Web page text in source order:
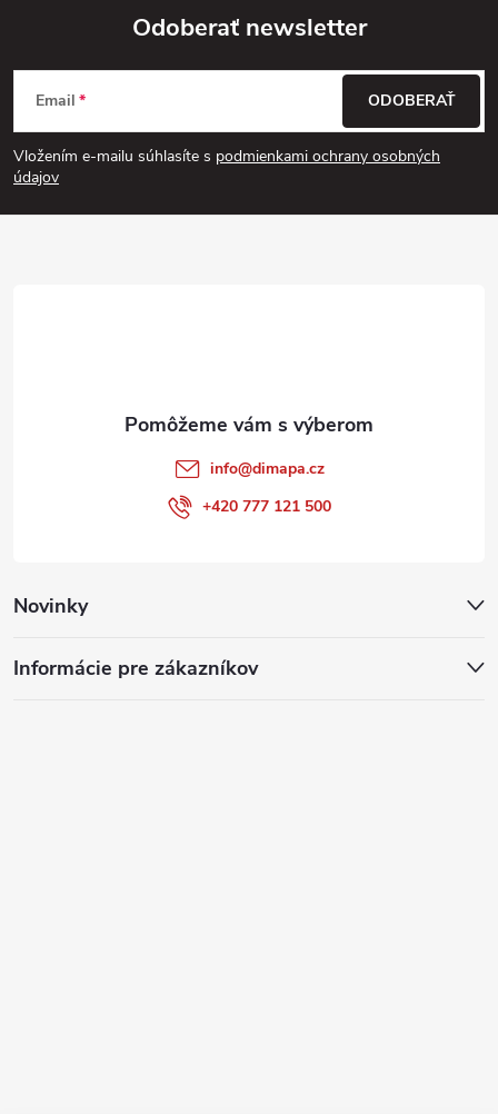
Z
á
p
Odoberať newsletter
Email
Vložením e-mailu súhlasíte s podmienkami ochrany osobných
údajov
ODOBERAŤ
Novinky
Informácie pre zákazníkov
info@dimapa.cz
+420 777 121 500